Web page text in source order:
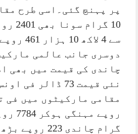
پر پہنچ گئی۔اسی طرح
10
سے 4 لاکھ
دوسری جانب عالمی
چاندی کی قیمت میں بھی
نئی قیمت 73 ڈالر